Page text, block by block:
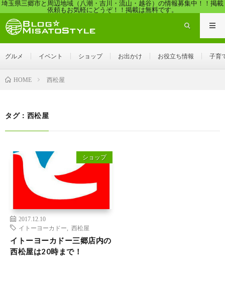
埼玉県三郷市と周辺地域（八潮・吉川・流山・越谷）の情報募集中！！掲載
依頼もお気軽にどうぞ！！掲載は無料です。
グルメ イベント ショップ お出かけ お役立ち情報 子育
HOME 西松屋
タグ：西松屋
ショップ
2017.12.10
イトーヨーカドー
西松屋
イトーヨーカドー三郷店内の
西松屋は20時まで！